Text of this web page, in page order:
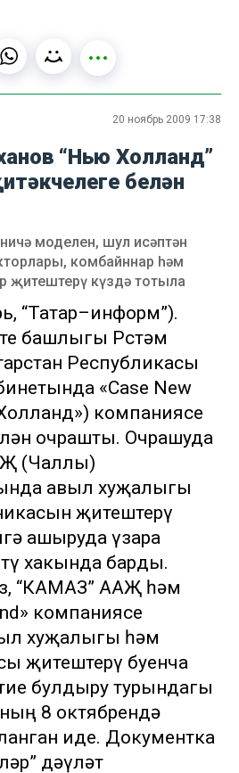
20 ноябрь 2009 17:38
“Нью Холланд”
белән
моделен, шул исәптән
комбайннар һәм
җитештерү күздә тотыла
“Татар–информ”).
башлыгы Рөстәм
Республикасы
«Case New
компаниясе
очрашты. Очрашуда
(Чаллы)
авыл хуҗалыгы
җитештерү
ашыруда үзара
хакында барды.
“КАМАЗ” ААҖ һәм
компаниясе
хуҗалыгы һәм
җитештерү буенча
булдыру турындагы
8 октябрендә
иде. Документка
дәүләт